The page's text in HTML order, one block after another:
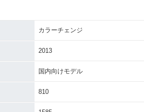
2007年 SKYWAVE 650
2007年 SKYWAVE 65
カラーチェンジ
2013
国内向けモデル
810